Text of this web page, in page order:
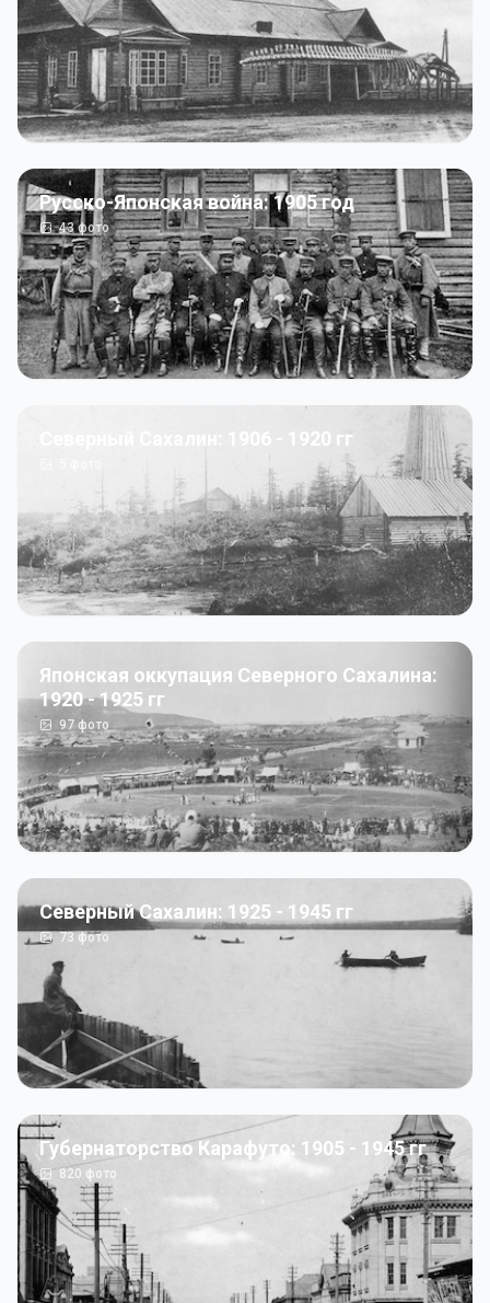
Русско-Японская война: 1905 год
43фото
Северный Сахалин: 1906 - 1920 гг
Японская оккупация Северного Сахалина:
1920 - 1925 гг
97 фото
Северный Сахалин: 1925 - 1945 гг
73фото
Губернаторство Карафуто: 1905 - 1945 гг
820 фото